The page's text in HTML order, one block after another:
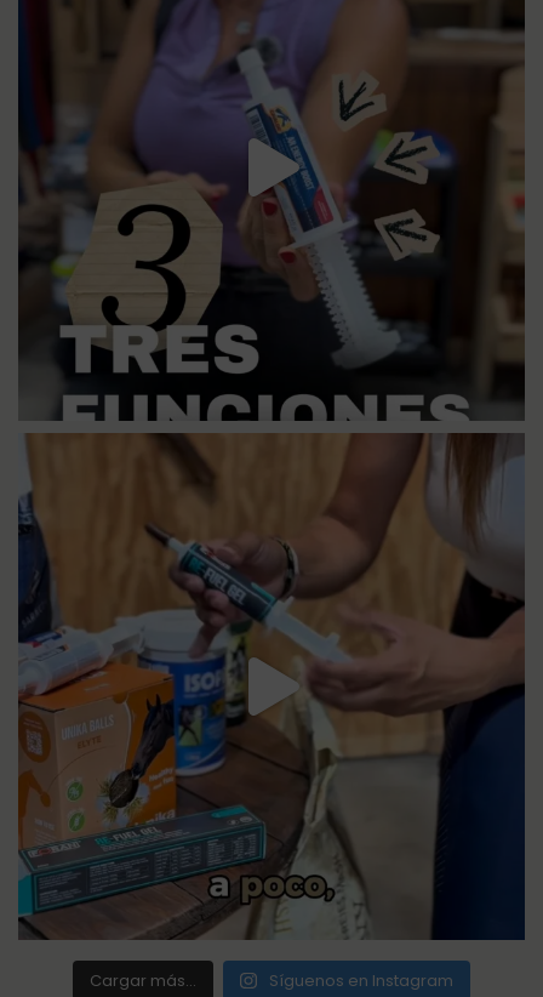
Cargar más... Síguenos en Instagram